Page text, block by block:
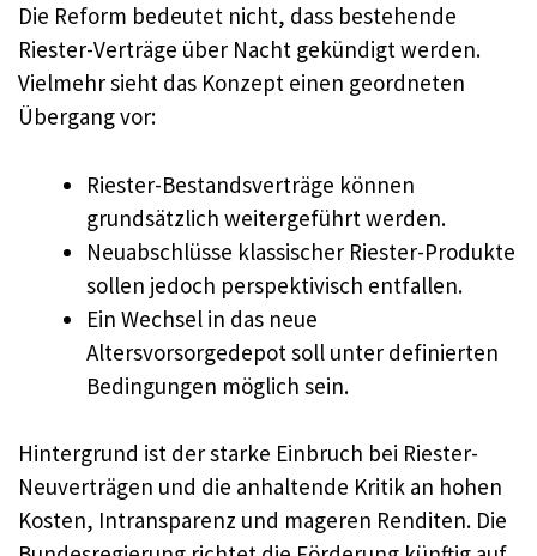
Die Reform bedeutet nicht, dass bestehende
Riester-Verträge über Nacht gekündigt werden.
Vielmehr sieht das Konzept einen geordneten
Übergang vor:
Riester-Bestandsverträge können
grundsätzlich weitergeführt werden.
Neuabschlüsse klassischer Riester-Produkte
sollen jedoch perspektivisch entfallen.
Ein Wechsel in das neue
Altersvorsorgedepot soll unter definierten
Bedingungen möglich sein.
Hintergrund ist der starke Einbruch bei Riester-
Neuverträgen und die anhaltende Kritik an hohen
Kosten, Intransparenz und mageren Renditen. Die